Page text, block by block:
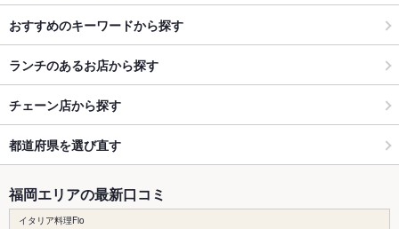
おすすめのキーワードから探す
ランチのあるお店から探す
チェーン店から探す
都道府県を選び直す
福岡エリアの最新口コミ
イタリア料理Fio